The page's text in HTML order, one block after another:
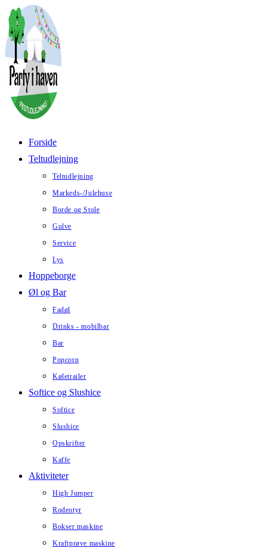
Skip
to
content
Forside
Teltudlejning
Teltudlejning
Markeds-/Julehuse
Borde og Stole
Gulve
Service
Lys
Hoppeborge
Øl og Bar
Fadøl
Drinks - mobilbar
Bar
Popcorn
Køletrailer
Softice og Slushice
Softice
Slushice
Opskrifter
Kaffe
Aktiviteter
High Jumper
Rodeotyr
Bokser maskine
Kraftprøve maskine